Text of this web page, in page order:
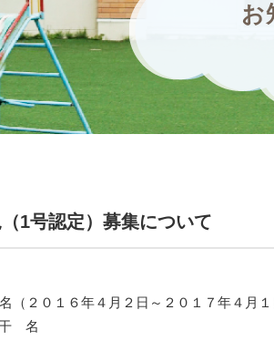
お
1号認定）募集について
６年４月２日～２０１７年４月１日
名